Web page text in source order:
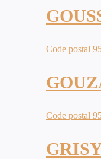
Code postal
Code postal